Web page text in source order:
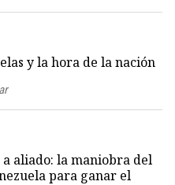
y la hora de la nación
aliado: la maniobra del
para ganar el